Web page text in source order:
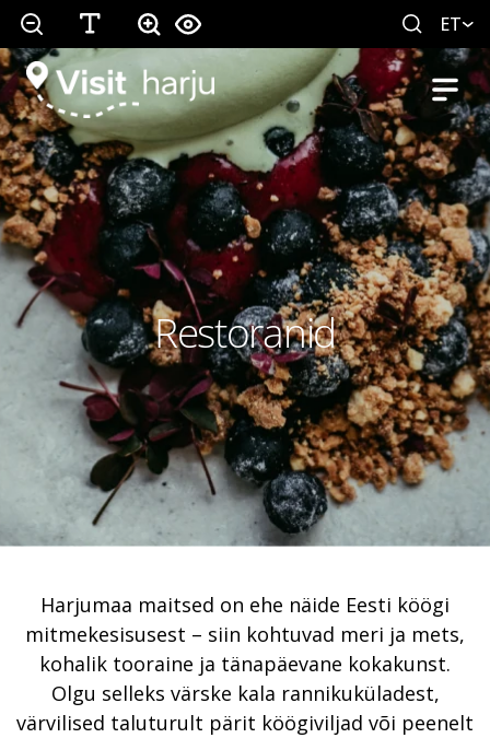
ET
Restoranid
Harjumaa maitsed on ehe näide Eesti köögi
mitmekesisusest – siin kohtuvad meri ja mets,
kohalik tooraine ja tänapäevane kokakunst.
Olgu selleks värske kala rannikuküladest,
värvilised taluturult pärit köögiviljad või peenelt